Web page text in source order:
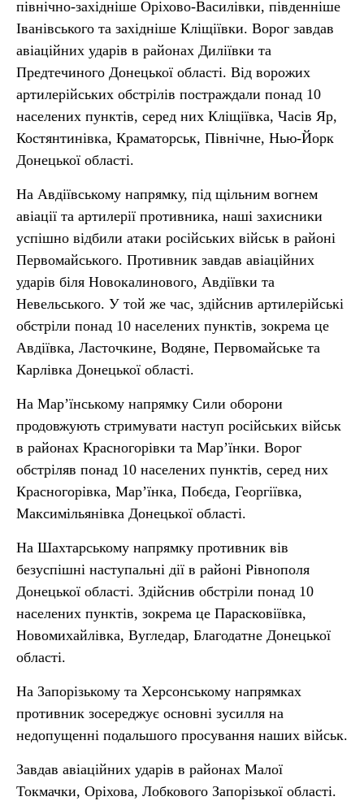
північно-західніше Оріхово-Василівки, південніше
Іванівського та західніше Кліщіївки. Ворог завдав
авіаційних ударів в районах Диліївки та
Предтечиного Донецької області. Від ворожих
артилерійських обстрілів постраждали понад 10
населених пунктів, серед них Кліщіївка, Часів Яр,
Костянтинівка, Краматорськ, Північне, Нью-Йорк
Донецької області.
На Авдіївському напрямку, під щільним вогнем
авіації та артилерії противника, наші захисники
успішно відбили атаки російських військ в районі
Первомайського. Противник завдав авіаційних
ударів біля Новокалинового, Авдіївки та
Невельського. У той же час, здійснив артилерійські
обстріли понад 10 населених пунктів, зокрема це
Авдіївка, Ласточкине, Водяне, Первомайське та
Карлівка Донецької області.
На Мар’їнському напрямку Сили оборони
продовжують стримувати наступ російських військ
в районах Красногорівки та Мар’їнки. Ворог
обстріляв понад 10 населених пунктів, серед них
Красногорівка, Мар’їнка, Побєда, Георгіївка,
Максимільянівка Донецької області.
На Шахтарському напрямку противник вів
безуспішні наступальні дії в районі Рівнополя
Донецької області. Здійснив обстріли понад 10
населених пунктів, зокрема це Парасковіївка,
Новомихайлівка, Вугледар, Благодатне Донецької
області.
На Запорізькому та Херсонському напрямках
противник зосереджує основні зусилля на
недопущенні подальшого просування наших військ.
Завдав авіаційних ударів в районах Малої
Токмачки, Оріхова, Лобкового Запорізької області.